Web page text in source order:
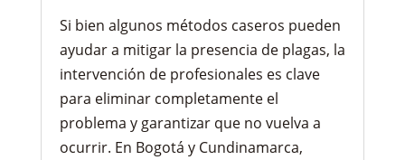
Si bien algunos métodos caseros pueden
ayudar a mitigar la presencia de plagas, la
intervención de profesionales es clave
para eliminar completamente el
problema y garantizar que no vuelva a
ocurrir. En Bogotá y Cundinamarca,